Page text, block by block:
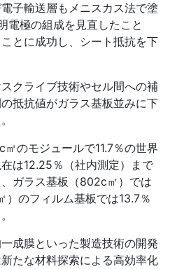
子輸送層もメニスカス法で塗
電極の組成を見直したこと
とに成功し、シート抵抗を下
クライブ技術やセル間への補
抵抗値がガラス基板並みに下
のモジュールで11.7％の世界
は12.25％（社内測定）まで
ガラス基板（802c㎡）では
）のフィルム基板では13.7％
成膜といった製造技術の開発
たな材料探索による高効率化